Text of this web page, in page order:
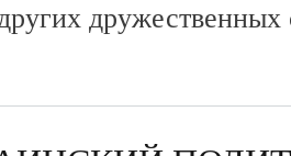
дружественных